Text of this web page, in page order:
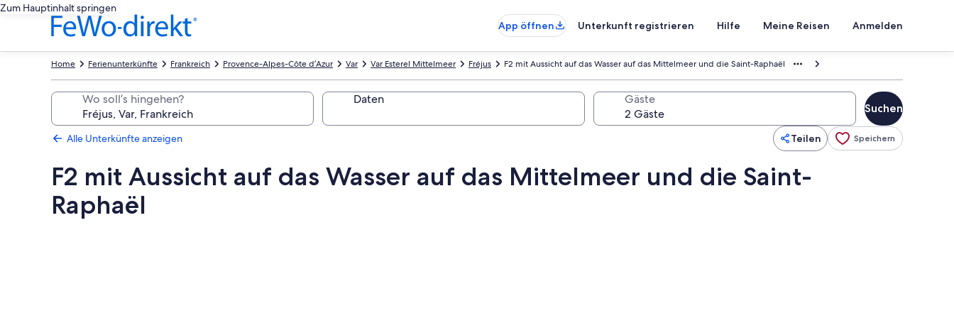
Zum Hauptinhalt springen
App öffnen
Unterkunft registrieren Hilfe Meine Reisen Anmelden
F2 mit Aussicht auf das Wasser auf das Mittelmeer und die Saint-Raphaël
Fréjus
Var Esterel Mittelmeer
Var
Provence-Alpes-Côte d’Azur
Frankreich
Ferienunterkünfte
Home
Wo soll’s hingehen? Daten Gäste
Suchen
Alle Unterkünfte anzeigen Teilen Speichern
F2 mit Aussicht auf das Wasser auf das Mittelmeer und die Saint-
Raphaël